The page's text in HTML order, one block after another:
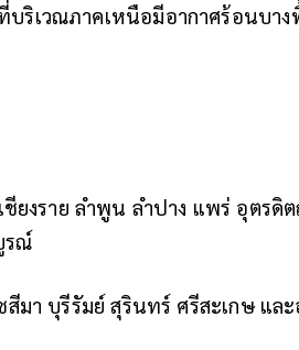
ริเวณภาคเหนือมีอากาศร้อนบา
ยงราย ลำพูน ลำปาง แพร่ อุตรดิ
รณ์
มา บุรีรัมย์ สุรินทร์ ศรีสะเกษ แล